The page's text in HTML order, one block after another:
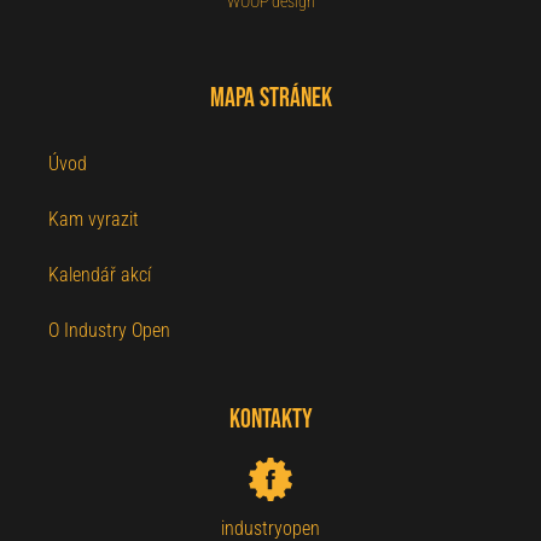
Mapa stránek
Úvod
Kam vyrazit
Kalendář akcí
O Industry Open
Kontakty
industryopen